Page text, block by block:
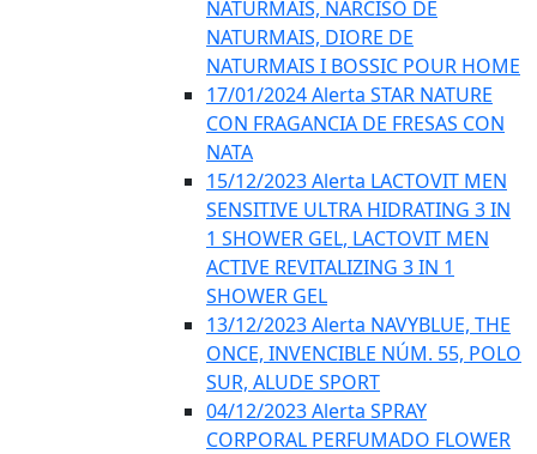
NATURMAIS, NARCISO DE
NATURMAIS, DIORE DE
NATURMAIS I BOSSIC POUR HOME
17/01/2024 Alerta STAR NATURE
CON FRAGANCIA DE FRESAS CON
NATA
15/12/2023 Alerta LACTOVIT MEN
SENSITIVE ULTRA HIDRATING 3 IN
1 SHOWER GEL, LACTOVIT MEN
ACTIVE REVITALIZING 3 IN 1
SHOWER GEL
13/12/2023 Alerta NAVYBLUE, THE
ONCE, INVENCIBLE NÚM. 55, POLO
SUR, ALUDE SPORT
04/12/2023 Alerta SPRAY
CORPORAL PERFUMADO FLOWER